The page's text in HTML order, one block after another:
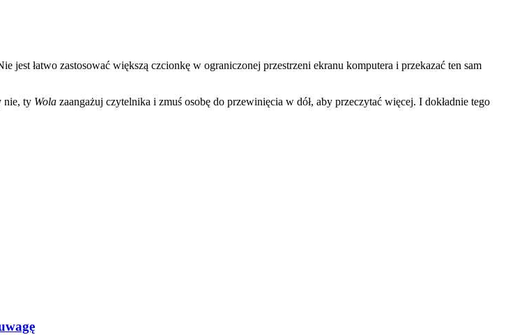
łatwo zastosować większą czcionkę w ograniczonej przestrzeni ekranu komputera i przekazać ten sam
nie, ty Wola zaangażuj czytelnika i zmuś osobę do przewinięcia w dół, aby przeczytać więcej. I dokładnie tego